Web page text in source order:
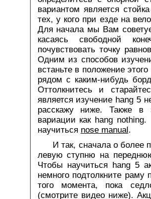
вариантом является
тех, у кого при езде на
Для начала мы Вам
касаясь свободной
почувствовать точку
Одним из способов
встаньте в положение
рядом с каким-нибудь
Оттолкнитесь и
является изучение hang 5
расскажу ниже. Также в
вариации как hang
научиться nose manual.
И так, сначала о более
левую ступню на
Чтобы научиться hang 5
немного подтолкните
того момента, пока
(смотрите видео ниже).